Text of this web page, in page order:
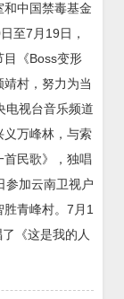
中国禁毒基金
至7月19日，
目《Boss变形
村，努力为当
电视台音乐频道
义万峰林，与索
首民歌》，独唱
参加云南卫视户
青峰村。7月1
《这是我的人